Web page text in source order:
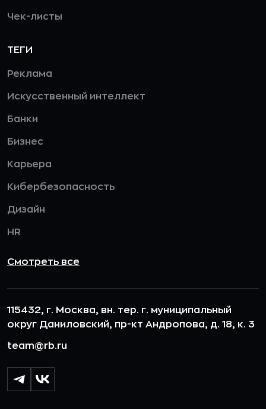
Чек-листы
ТЕГИ
Реклама
Искусственный интеллект
Банки
Бизнес
Карьера
Кибербезопасность
Дизайн
HR
Смотреть все
115432, г. Москва, вн. тер. г. муниципальный
округ Даниловский, пр-кт Андропова, д. 18, к. 3
team@rb.ru